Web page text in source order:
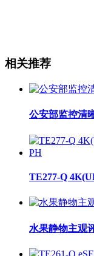
相关推荐
公安部监控清
TE277-Q
水果静物主观